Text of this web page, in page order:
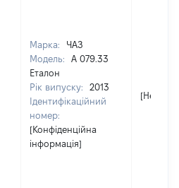
Марка:
ЧАЗ
Модель:
А 079.33
Еталон
Рік випуску:
2013
Ідентифікаційний
номер:
[Конфіденційна
інформація]
[Не